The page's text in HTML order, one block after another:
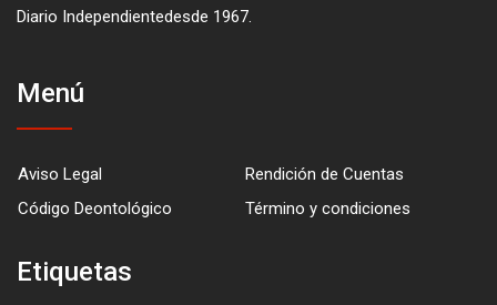
Diario Independientedesde 1967.
Menú
Aviso Legal
Rendición de Cuentas
Código Deontológico
Término y condiciones
Etiquetas